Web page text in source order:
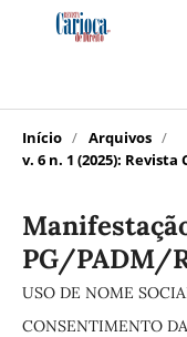
Início / Arquivos /
v. 6 n. 1 (2025):
PG/PADM/
USO DE NOME
CONSENTIMENTO